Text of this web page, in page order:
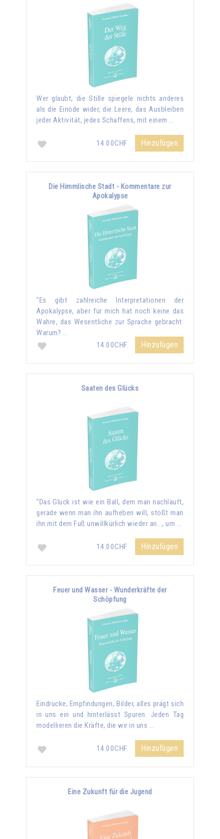
Wer glaubt, die Stille spiegele nichts anderes
als die Einöde wider, die Leere, das Ausbleiben
jeder Aktivität, jedes Schaffens, mit einem …
14.00CHF Hinzufügen
Die Himmlische Stadt - Kommentare zur
Apokalypse
"Es gibt zahlreiche Interpretationen der
Apokalypse, aber für mich hat noch keine das
Wahre, das Wesentliche zur Sprache gebracht.
Warum? …
14.00CHF
Hinzufügen
Saaten des Glücks
"Das Glück ist wie ein Ball, dem man nachläuft,
gerade wenn man ihn aufheben will, stößt man
ihn mit dem Fuß unwillkürlich wieder an..., um …
14.00CHF Hinzufügen
Feuer und Wasser - Wunderkräfte der
Schöpfung
Eindrücke, Empfindungen, Bilder, alles prägt sich
in uns ein und hinterlässt Spuren. Jeden Tag
modellieren die Kräfte, die wir in uns …
14.00CHF Hinzufügen
Eine Zukunft für die Jugend